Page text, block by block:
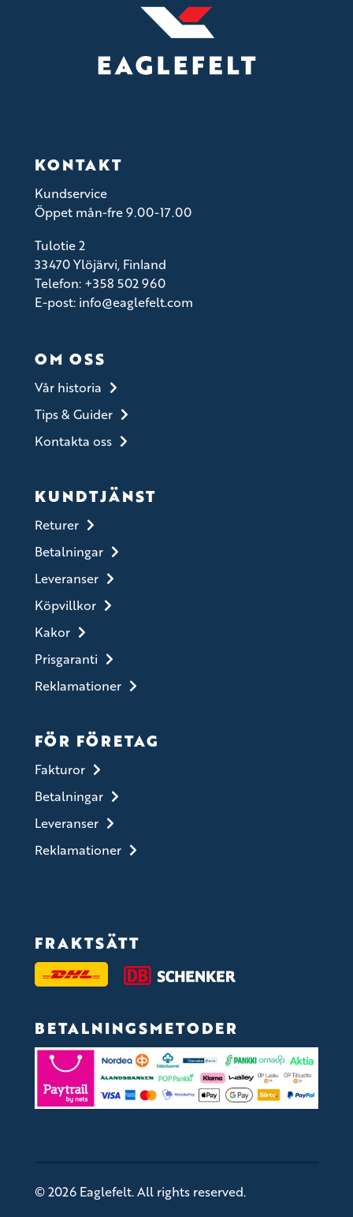
KONTAKT
Kundservice
Öppet mån-fre 9.00-17.00
Tulotie 2
33470 Ylöjärvi, Finland
Telefon: +358 502 960
E-post: info@eaglefelt.com
OM OSS
Vår historia
Tips & Guider
Kontakta oss
KUNDTJÄNST
Returer
Betalningar
Leveranser
Köpvillkor
Kakor
Prisgaranti
Reklamationer
FÖR FÖRETAG
Fakturor
Betalningar
Leveranser
Reklamationer
FRAKTSÄTT
BETALNINGSMETODER
© 2026 Eaglefelt. All rights reserved.